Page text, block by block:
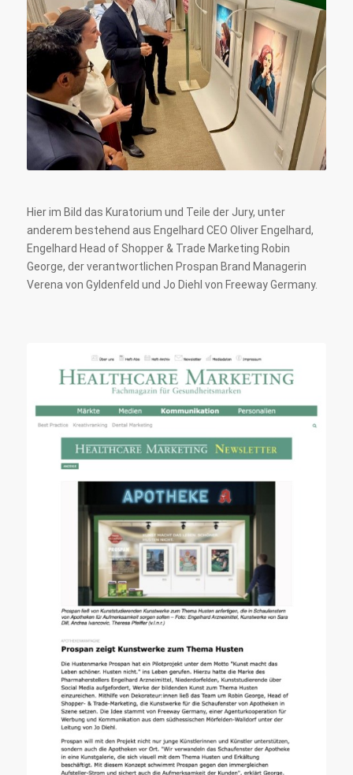
Hier im Bild das Kuratorium und Teile der Jury, unter
anderem bestehend aus Engelhard CEO Oliver Engelhard,
Engelhard Head of Shopper & Trade Marketing Robin
George, der verantwortlichen Prospan Brand Managerin
Verena von Gyldenfeld und Jo Diehl von Freeway Germany.